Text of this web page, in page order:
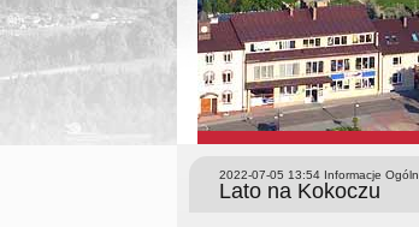
2022-07-05 13:54 Informacje
Lato na Kokoczu